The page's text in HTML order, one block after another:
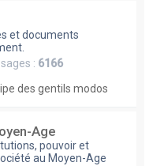
et documents
: 6166
des gentils modos
Age
pouvoir et
au Moyen-Age